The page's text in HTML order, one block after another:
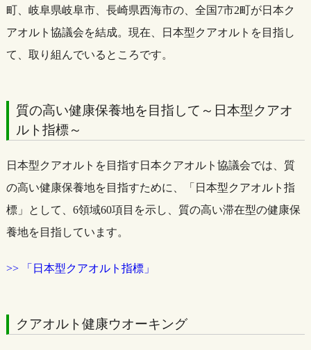
町、岐阜県岐阜市、長崎県西海市の、全国7市2町が日本ク
アオルト協議会を結成。現在、日本型クアオルトを目指し
て、取り組んでいるところです。
質の高い健康保養地を目指して～日本型クアオ
ルト指標～
日本型クアオルトを目指す日本クアオルト協議会では、質
の高い健康保養地を目指すために、「日本型クアオルト指
標」として、6領域60項目を示し、質の高い滞在型の健康保
養地を目指しています。
>> 「日本型クアオルト指標」
クアオルト健康ウオーキング